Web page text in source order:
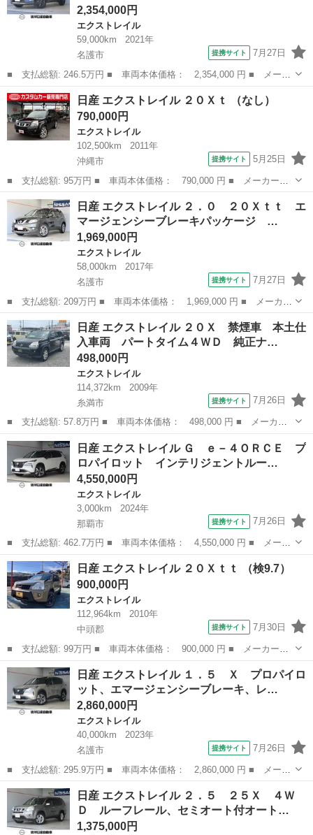
2,354,000円
エクストレイル
59,000km
2021年
名護市
提携サイト 7月27日
■ 支払総額: 246.5万円 ■ 車両本体価格： 2,354,000 円 ■ メーカ
ー名： 日産 ■ 車種名： エクストレイル ■ グレード名： ２０
Ｘｉ プロパイロット、エマージェンシーブレーキ、ルーフレール、
全席シー...
沖縄 名護市 エクストレイル
日産 エクストレイル ２０Ｘｔ （なし）
790,000円
エクストレイル
102,500km
2011年
沖縄市
提携サイト 5月25日
■ 支払総額: 95万円 ■ 車両本体価格： 790,000 円 ■ メーカー
名： 日産 ■ 車種名： エクストレイル ■ グレード名： ２０Ｘ
ｔ ■ 排気量： 2000cc ■ ドア枚数： 5D ■ ミッション： CVT...
沖縄 沖縄市 エクストレイル
日産 エクストレイル ２．０ ２０Ｘｔｔ エ
マージェンシーブレーキパッケージ …
1,969,000円
エクストレイル
58,000km
2017年
名護市
提携サイト 7月27日
■ 支払総額: 209万円 ■ 車両本体価格： 1,969,000 円 ■ メーカー
名： 日産 ■ 車種名： エクストレイル ■ グレード名： ２．
０ ２０Ｘｔｔ エマージェンシーブレーキパッケージ ２列 エマ
ージェンシー...
沖縄 名護市 エクストレイル
日産 エクストレイル ２０Ｘ 禁煙車 本土仕
入車両 パートタイム４ＷＤ 純正ナ…
498,000円
エクストレイル
114,372km
2009年
糸満市
提携サイト 7月26日
■ 支払総額: 57.8万円 ■ 車両本体価格： 498,000 円 ■ メーカー
名： 日産 ■ 車種名： エクストレイル ■ グレード名： ２０
Ｘ 禁煙車 本土仕入車両 パートタイム４ＷＤ 純正ナビ ハーフ
レザーシート ...
沖縄 糸満市 エクストレイル
日産 エクストレイル Ｇ ｅ－４ＯＲＣＥ プ
ロパイロット インテリジェントルー…
4,550,000円
エクストレイル
3,000km
2024年
那覇市
提携サイト 7月26日
■ 支払総額: 462.7万円 ■ 車両本体価格： 4,550,000 円 ■ メーカ
ー名： 日産 ■ 車種名： エクストレイル ■ グレード名： Ｇ
ｅ－４ＯＲＣＥ プロパイロット インテリジェントルームミラー
アダプデ...
沖縄 那覇市 エクストレイル
日産 エクストレイル ２０Ｘｔｔ （検9.7）
900,000円
エクストレイル
112,964km
2010年
中頭郡
提携サイト 7月30日
■ 支払総額: 99万円 ■ 車両本体価格： 900,000 円 ■ メーカー
名： 日産 ■ 車種名： エクストレイル ■ グレード名： ２０Ｘ
ｔｔ ■ 排気量： 2000cc ■ ドア枚数： 5D ■ ミッション：
CV...
沖縄 中頭郡 エクストレイル
日産 エクストレイル １．５ Ｘ プロパイロ
ット、エマージェンシーブレーキ、レ…
2,860,000円
エクストレイル
40,000km
2023年
名護市
提携サイト 7月26日
■ 支払総額: 295.9万円 ■ 車両本体価格： 2,860,000 円 ■ メーカ
ー名： 日産 ■ 車種名： エクストレイル ■ グレード名： １．
５ Ｘ プロパイロット、エマージェンシーブレーキ、レーンキー
プ、ルーフ...
沖縄 名護市 エクストレイル
日産 エクストレイル ２．５ ２５Ｘ ４Ｗ
Ｄ ルーフレール、セミオート付オート…
1,375,000円